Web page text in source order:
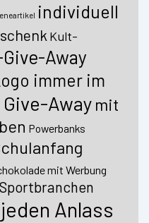
individuell
Kult-
Away
immer im
Give-Away mit
Powerbanks
mit Werbung
Sportbranchen
Anlass